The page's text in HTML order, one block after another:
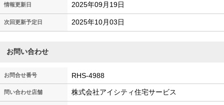
情報更新日 2025年09月19日
次回更新予定日 2025年10月03日
お問い合わせ
お問合せ番号 RHS-4988
問い合わせ店舗 株式会社アイシティ住宅サービス